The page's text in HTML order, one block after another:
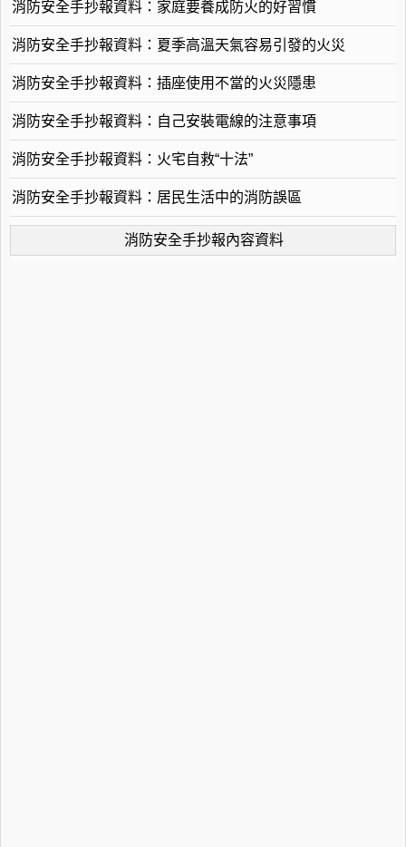
消防安全手抄報資料：家庭要養成防火的好習慣
消防安全手抄報資料：夏季高溫天氣容易引發的火災
消防安全手抄報資料：插座使用不當的火災隱患
消防安全手抄報資料：自己安裝電線的注意事項
消防安全手抄報資料：火宅自救“十法”
消防安全手抄報資料：居民生活中的消防誤區
消防安全手抄報內容資料